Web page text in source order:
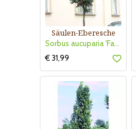
Säulen-Eberesche
Sorbus aucuparia 'Fastigiata'
€ 31,99